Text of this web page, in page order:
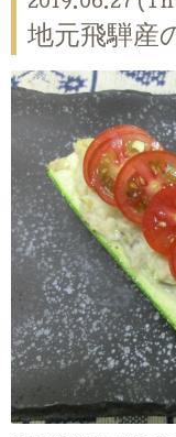
2019.06.27
地元飛騨産